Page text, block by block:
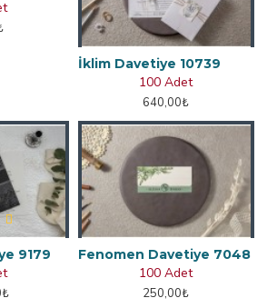
İklim Davetiye 10739
100 Adet
640,00₺
9179 Fenomen Davetiye 7048
100 Adet
250,00₺